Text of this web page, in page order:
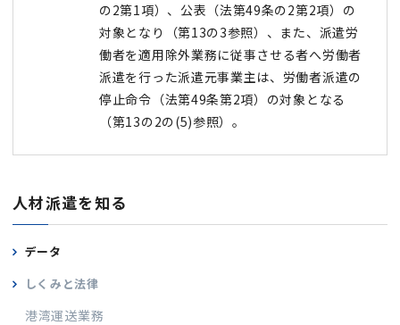
の2第1項）、公表（法第49条の2第2項）の
対象となり（第13の3参照）、また、派遣労
働者を適用除外業務に従事させる者へ労働者
派遣を行った派遣元事業主は、労働者派遣の
停止命令（法第49条第2項）の対象となる
（第13の2の(5)参照）。
人材派遣を知る
データ
しくみと法律
港湾運送業務